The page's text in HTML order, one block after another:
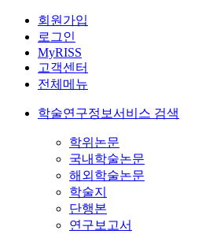
회원가입
로그인
MyRISS
고객센터
전체메뉴
학술연구정보서비스 검색
학위논문
국내학술논문
해외학술논문
학술지
단행본
연구보고서